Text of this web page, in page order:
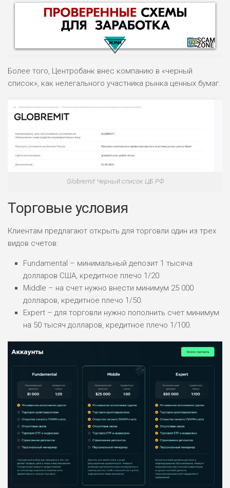
НАЗВАНИЕ
ВСЕМ
РИСКИ: НИЗКИЕ
ОБЗОР
РИСКИ: СРЕДНИЕ
БЮДЖЕТ: НИЗКИЙ
ОБЗОР
ПОДОЙДЕТ
ВСЕМ
РИСКИ: НИЗКИЕ
ОБЗОР
ВСЕМ
ДОХОД: СРЕДНИЙ
БЮДЖЕТ: НИЗКИЙ
ОБЗОР
Более того, Центробанк внес компанию в «черный
список», как нелегального участника рынка ценных бумаг.
Globremit Черный список ЦБ РФ
Торговые условия
Клиентам предлагают открыть для торговли один из трех
видов счетов:
Fundamental – минимальный депозит 1 тысяча
долларов США, кредитное плечо 1/20.
Middle – на счет нужно внести минимум 25 000
долларов, кредитное плечо 1/50.
Expert – для торговли нужно пополнить счет минимум
на 50 тысяч долларов, кредитное плечо 1/100.